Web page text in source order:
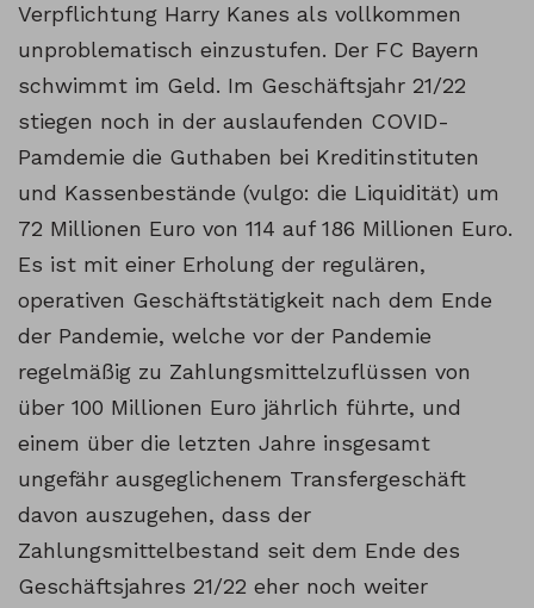
Verpflichtung Harry Kanes als vollkommen
unproblematisch einzustufen. Der FC Bayern
schwimmt im Geld. Im Geschäftsjahr 21/22
stiegen noch in der auslaufenden COVID-
Pamdemie die Guthaben bei Kreditinstituten
und Kassenbestände (vulgo: die Liquidität) um
72 Millionen Euro von 114 auf 186 Millionen Euro.
Es ist mit einer Erholung der regulären,
operativen Geschäftstätigkeit nach dem Ende
der Pandemie, welche vor der Pandemie
regelmäßig zu Zahlungsmittelzuflüssen von
über 100 Millionen Euro jährlich führte, und
einem über die letzten Jahre insgesamt
ungefähr ausgeglichenem Transfergeschäft
davon auszugehen, dass der
Zahlungsmittelbestand seit dem Ende des
Geschäftsjahres 21/22 eher noch weiter